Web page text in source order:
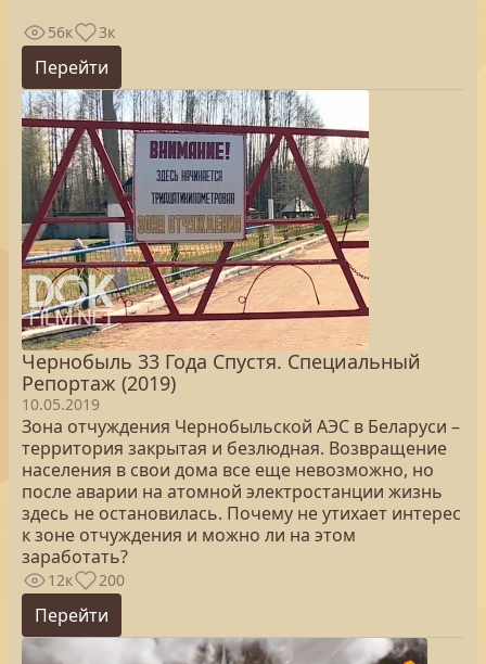
56к 3к
Перейти
Чернобыль 33 Года Спустя. Специальный
Репортаж (2019)
10.05.2019
Зона отчуждения Чернобыльской АЭС в Беларуси –
территория закрытая и безлюдная. Возвращение
населения в свои дома все еще невозможно, но
после аварии на атомной электростанции жизнь
здесь не остановилась. Почему не утихает интерес
к зоне отчуждения и можно ли на этом
заработать?
12к 200
Перейти